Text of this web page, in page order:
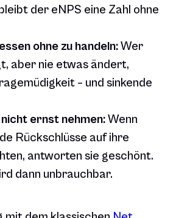
der eNPS eine Zahl ohne
ohne zu handeln:Wer
aber nie etwas ändert,
– und sinkende
ernst nehmen:Wenn
Rückschlüsse auf ihre
antworten sie geschönt.
dann unbrauchbar.